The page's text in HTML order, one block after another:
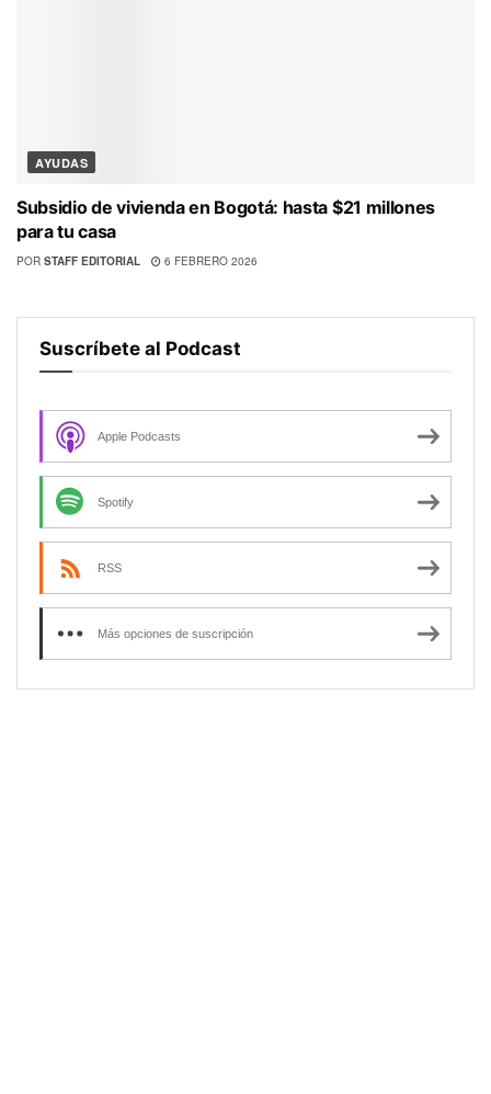
AYUDAS
Subsidio de vivienda en Bogotá: hasta $21 millones
para tu casa
POR STAFF EDITORIAL 6 FEBRERO 2026
Suscríbete al Podcast
Apple Podcasts
Spotify
RSS
Más opciones de suscripción